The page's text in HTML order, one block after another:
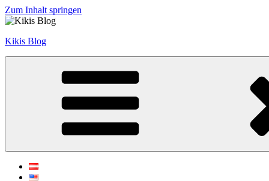
Zum Inhalt springen
Kikis Blog